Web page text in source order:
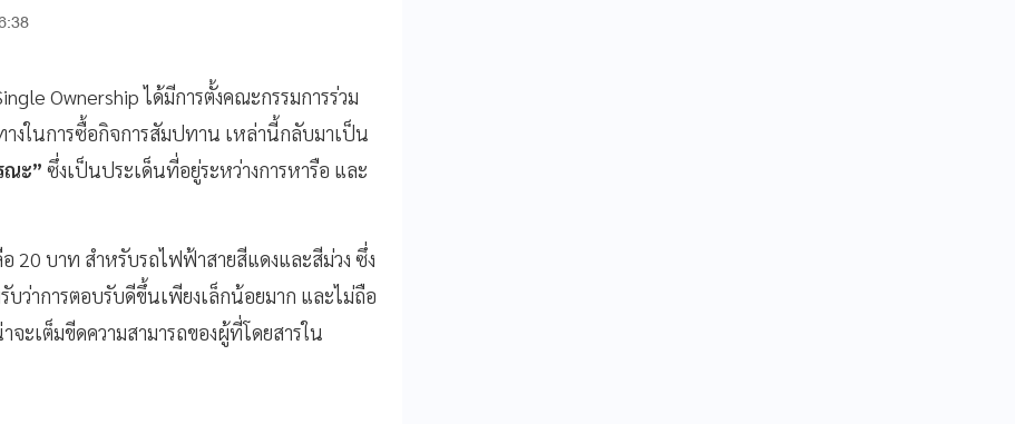
Ownership ได้มีการตั้งคณะกรรมการร่วม
งในการซื้อกิจการสัมปทาน เหล่านี้กลับมาเป็น
ณะ” ซึ่งเป็นประเด็นที่อยู่ระหว่างการหารือ และ
20 บาท สำหรับรถไฟฟ้าสายสีแดงและสีม่วง ซึ่ง
บว่าการตอบรับดีขึ้นเพียงเล็กน้อยมาก และไม่ถือ
ะเต็มขีดความสามารถของผู้ที่โดยสารใน